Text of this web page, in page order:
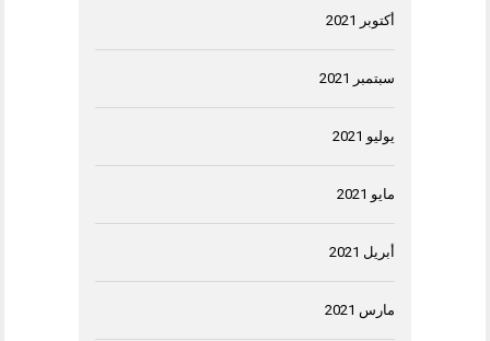
أكتوبر 2021
سبتمبر 2021
يوليو 2021
مايو 2021
أبريل 2021
مارس 2021